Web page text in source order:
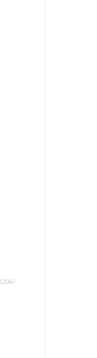
(206)